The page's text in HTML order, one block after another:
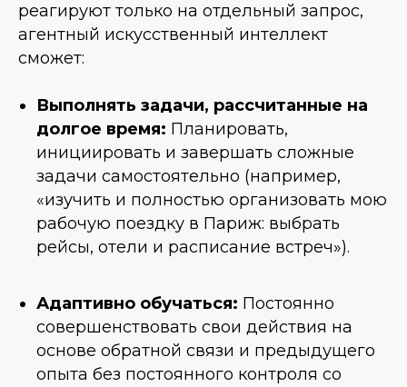
реагируют только на отдельный запрос,
агентный искусственный интеллект
сможет:
Выполнять задачи, рассчитанные на
долгое время: Планировать,
инициировать и завершать сложные
задачи самостоятельно (например,
«изучить и полностью организовать мою
рабочую поездку в Париж: выбрать
рейсы, отели и расписание встреч»).
Адаптивно обучаться: Постоянно
совершенствовать свои действия на
основе обратной связи и предыдущего
опыта без постоянного контроля со